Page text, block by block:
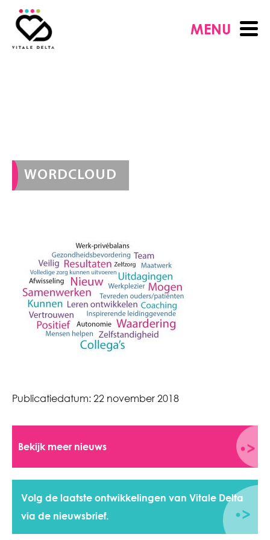
MENU
WORDCLOUD
Publicatiedatum: 22 november 2018
Bekijk meer nieuws
Volg de laatste ontwikkelingen van Vitale Delta
via de nieuwsbrief.